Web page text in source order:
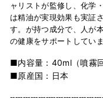
ャリストが監修し、化学
は精油が実現効果も実証
す。が持つ成分で、人が
の健康をサポートしていま
■内容量：40ml（噴霧
■原産国：日本